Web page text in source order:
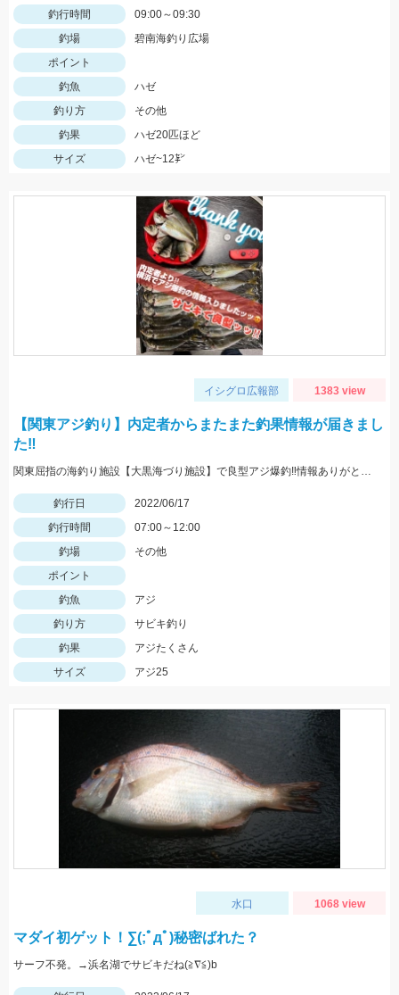
釣行時間
09:00～09:30
釣場
碧南海釣り広場
ポイント
釣魚
ハゼ
釣り方
その他
釣果
ハゼ20匹ほど
サイズ
ハゼ~12㌢
イシグロ広報部 1383 view
【関東アジ釣り】内定者からまたまた釣果情報が届きまし
た‼
関東屈指の海釣り施設【大黒海づり施設】で良型アジ爆釣‼情報ありがとうございます♪
釣行日
2022/06/17
釣行時間
07:00～12:00
釣場
その他
ポイント
釣魚
アジ
釣り方
サビキ釣り
釣果
アジたくさん
サイズ
アジ25
水口 1068 view
マダイ初ゲット！∑(;ﾟдﾟ)秘密ばれた？
サーフ不発。→浜名湖でサビキだね(≧∇≦)b